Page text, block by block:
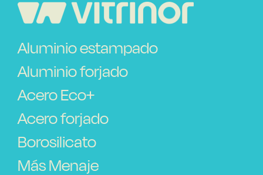
Aluminio estampado
Aluminio forjado
Acero Eco+
Acero forjado
Borosilicato
Más Menaje